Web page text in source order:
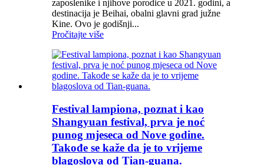
zaposlenike i njihove porodice u 2021. godini, a
destinacija je Beihai, obalni glavni grad južne
Kine. Ovo je godišnji...
Pročitajte više
Festival lampiona, poznat i kao
Shangyuan festival, prva je noć
punog mjeseca od Nove godine.
Takođe se kaže da je to vrijeme
blagoslova od Tian-guana.